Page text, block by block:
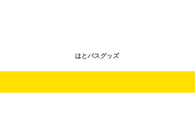
はとバスグッズ